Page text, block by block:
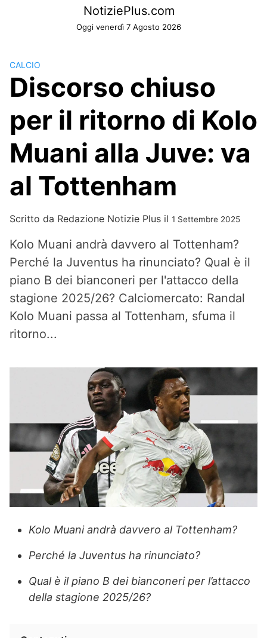
NotiziePlus.com
Oggi venerdì 7 Agosto 2026
CALCIO
Discorso chiuso
per il ritorno di Kolo
Muani alla Juve: va
al Tottenham
Scritto da Redazione Notizie Plus il 1 Settembre 2025
Kolo Muani andrà davvero al Tottenham?
Perché la Juventus ha rinunciato? Qual è il
piano B dei bianconeri per l'attacco della
stagione 2025/26? Calciomercato: Randal
Kolo Muani passa al Tottenham, sfuma il
ritorno...
Kolo Muani andrà davvero al Tottenham?
Perché la Juventus ha rinunciato?
Qual è il piano B dei bianconeri per l’attacco
della stagione 2025/26?